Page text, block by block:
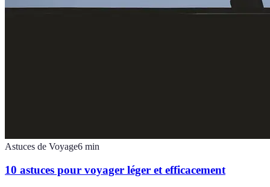
Astuces de Voyage6 min
10 astuces pour voyager léger et efficacement